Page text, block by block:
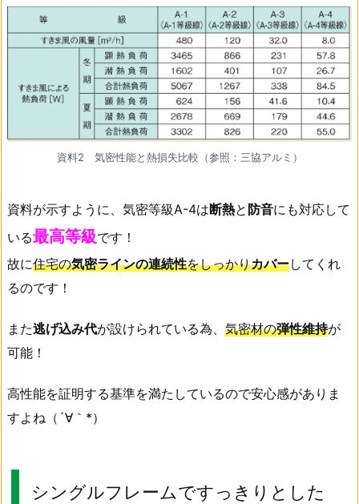
資料2 気密性能と熱損失比較（参照：三協アルミ）
資料が示すように、気密等級A-4は断熱と 防音にも対応して
いる最高等級です！
故に住宅の気密ラインの連続性をしっかりカバーしてくれ
るのです！
また逃げ込み代が設けられている為、 気密材の弾性維持が
可能！
高性能を証明する基準を満たしているので安心感がありま
すよね（´∀｀*）
シングルフレームですっきりとした